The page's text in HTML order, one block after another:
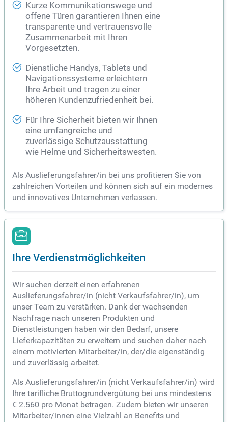
Kurze Kommunikationswege und
offene Türen garantieren Ihnen eine
transparente und vertrauensvolle
Zusammenarbeit mit Ihren
Vorgesetzten.
Dienstliche Handys, Tablets und
Navigationssysteme erleichtern
Ihre Arbeit und tragen zu einer
höheren Kundenzufriedenheit bei.
Für Ihre Sicherheit bieten wir Ihnen
eine umfangreiche und
zuverlässige Schutzausstattung
wie Helme und Sicherheitswesten.
Als Auslieferungsfahrer/in bei uns profitieren Sie von
zahlreichen Vorteilen und können sich auf ein modernes
und innovatives Unternehmen verlassen.
Ihre Verdienstmöglichkeiten
Wir suchen derzeit einen erfahrenen
Auslieferungsfahrer/in (nicht Verkaufsfahrer/in), um
unser Team zu verstärken. Dank der wachsenden
Nachfrage nach unseren Produkten und
Dienstleistungen haben wir den Bedarf, unsere
Lieferkapazitäten zu erweitern und suchen daher nach
einem motivierten Mitarbeiter/in, der/die eigenständig
und zuverlässig arbeitet.
Als Auslieferungsfahrer/in (nicht Verkaufsfahrer/in) wird
Ihre tarifliche Bruttogrundvergütung bei uns mindestens
€ 2.560 pro Monat betragen. Zudem bieten wir unseren
Mitarbeiter/innen eine Vielzahl an Benefits und